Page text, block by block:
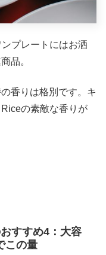
プレートにはお洒
品。
香りは格別です。キ
の素敵な香りが
すすめ4：大容
この量